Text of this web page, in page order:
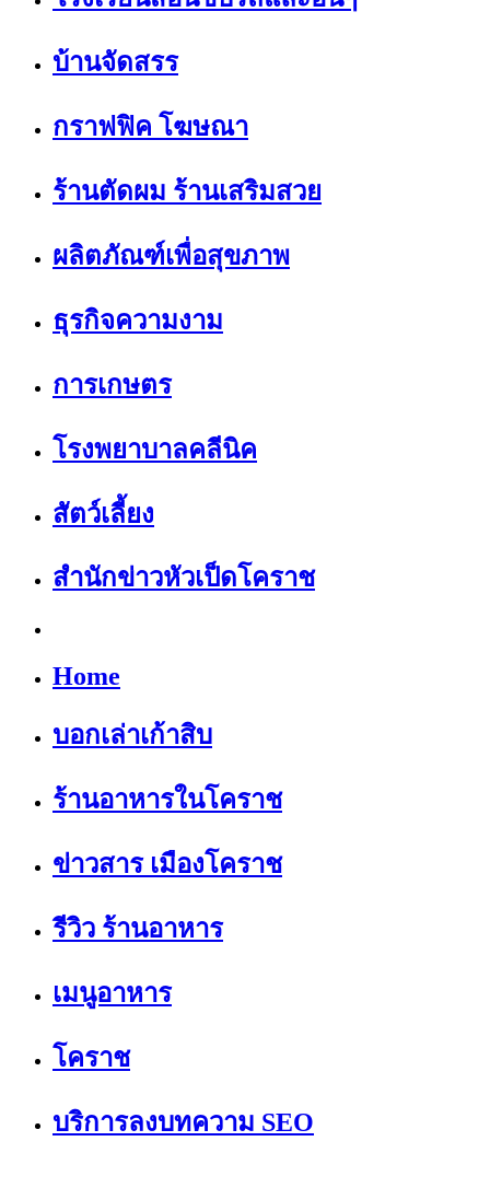
บ้านจัดสรร
กราฟฟิค โฆษณา
ร้านตัดผม ร้านเสริมสวย
ผลิตภัณฑ์เพื่อสุขภาพ
ธุรกิจความงาม
การเกษตร
โรงพยาบาลคลีนิค
สัตว์เลี้ยง
สำนักข่าวหัวเป็ดโคราช
Home
บอกเล่าเก้าสิบ
ร้านอาหารในโคราช
ข่าวสาร เมืองโคราช
รีวิว ร้านอาหาร
เมนูอาหาร
โคราช
บริการลงบทความ SEO